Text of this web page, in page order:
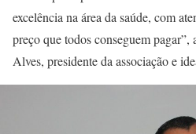
excelência na área da saúde, com
preço que todos conseguem
Alves, presidente da associação e